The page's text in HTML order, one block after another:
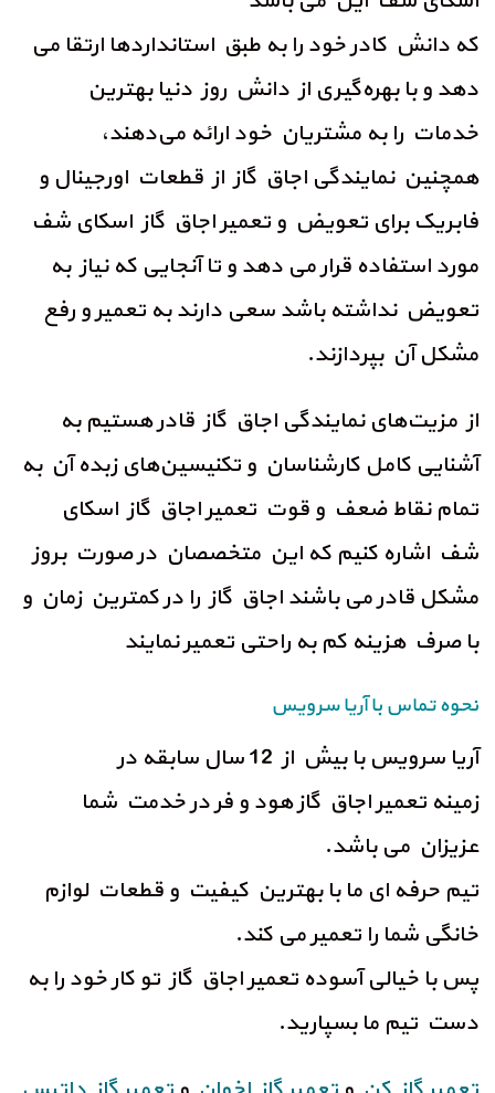
که دانش کادر خود را به طبق استانداردها ارتقا می‌
دهد و با بهره‌گیری از دانش روز دنیا بهترین
خدمات را به مشتریان خود ارائه می‌دهند،
همچنین نمایندگی اجاق گاز از قطعات اورجینال و
فابریک برای تعویض و تعمیر اجاق گاز اسکای شف
مورد استفاده قرار می دهد و تا آنجایی که نیاز به
تعویض نداشته باشد سعی دارند به تعمیر و رفع
مشکل آن بپردازند.
از مزیت‌های نمایندگی اجاق گاز قادر هستیم به
آشنایی کامل کارشناسان و تکنیسین‌های زبده آن به
تمام نقاط ضعف و قوت تعمیر اجاق گاز اسکای
شف اشاره کنیم که این متخصصان در صورت بروز
مشکل قادر می باشند اجاق گاز را در کمترین زمان و
با صرف هزینه کم به راحتی تعمیر نمایند
نحوه تماس با آریا سرویس
آریا سرویس با بیش از 12 سال سابقه در
زمینه تعمیر اجاق گاز هود و فر در خدمت شما
عزیزان می باشد.
تیم حرفه ای ما با بهترین کیفیت و قطعات لوازم
خانگی شما را تعمیر می کند.
پس با خیالی آسوده تعمیر اجاق گاز تو کار خود را به
دست تیم ما بسپارید.